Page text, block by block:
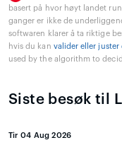
basert på hvor høyt landet
ganger er ikke de
softwaren klarer å ta riktige
hvis du kan valider eller
used by the algorithm to
Siste besøk til
Tir 04 Aug 2026